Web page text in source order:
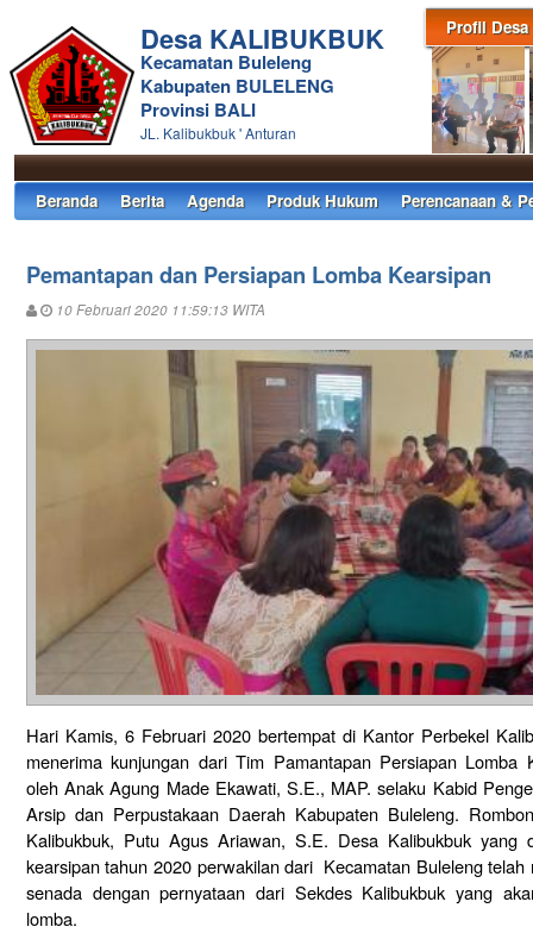
Profil Desa
Desa KALIBUKBUK
Kecamatan Buleleng
Kabupaten BULELENG
Provinsi BALI
JL. Kalibukbuk ' Anturan
Beranda Berita Agenda Produk Hukum Perencanaan &
Pemantapan dan Persiapan Lomba Kearsipan
10 Februari 2020 11:59:13 WITA
Hari Kamis, 6 Februari 2020 bertempat di Kantor Perbekel
menerima kunjungan dari Tim Pamantapan Persiapan Lomba
oleh Anak Agung Made Ekawati, S.E., MAP. selaku Kabid
Arsip dan Perpustakaan Daerah Kabupaten Buleleng.
Kalibukbuk, Putu Agus Ariawan, S.E. Desa Kalibukbuk yang
kearsipan tahun 2020 perwakilan dari Kecamatan Buleleng
senada dengan pernyataan dari Sekdes Kalibukbuk yang
lomba.